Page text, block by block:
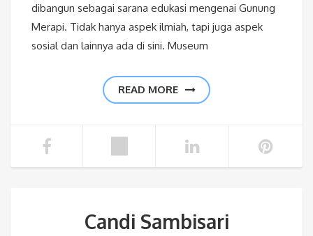
dibangun sebagai sarana edukasi mengenai Gunung
Merapi. Tidak hanya aspek ilmiah, tapi juga aspek
sosial dan lainnya ada di sini. Museum
READ MORE
Candi Sambisari